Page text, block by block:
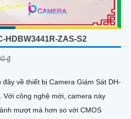
HDBW3441R-ZAS-S2
₫
về thiết bị Camera Giám Sát DH-
mượt mà hơn so với CMOS